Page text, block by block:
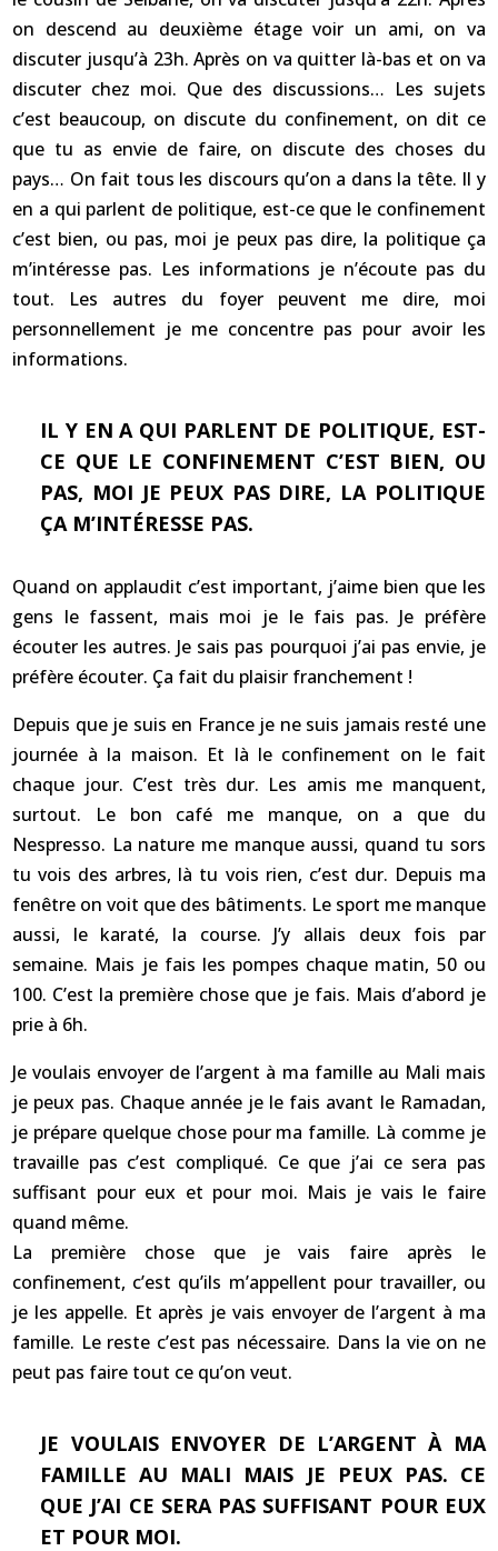
on descend au deuxième étage voir un ami, on va
discuter jusqu’à 23h. Après on va quitter là-bas et on va
discuter chez moi. Que des discussions… Les sujets
c’est beaucoup, on discute du confinement, on dit ce
que tu as envie de faire, on discute des choses du
pays… On fait tous les discours qu’on a dans la tête. Il y
en a qui parlent de politique, est-ce que le confinement
c’est bien, ou pas, moi je peux pas dire, la politique ça
m’intéresse pas. Les informations je n’écoute pas du
tout. Les autres du foyer peuvent me dire, moi
personnellement je me concentre pas pour avoir les
informations.
IL Y EN A QUI PARLENT DE POLITIQUE, EST-
CE QUE LE CONFINEMENT C’EST BIEN, OU
PAS, MOI JE PEUX PAS DIRE, LA POLITIQUE
ÇA M’INTÉRESSE PAS.
Quand on applaudit c’est important, j’aime bien que les
gens le fassent, mais moi je le fais pas. Je préfère
écouter les autres. Je sais pas pourquoi j’ai pas envie, je
préfère écouter. Ça fait du plaisir franchement !
Depuis que je suis en France je ne suis jamais resté une
journée à la maison. Et là le confinement on le fait
chaque jour. C’est très dur. Les amis me manquent,
surtout. Le bon café me manque, on a que du
Nespresso. La nature me manque aussi, quand tu sors
tu vois des arbres, là tu vois rien, c’est dur. Depuis ma
fenêtre on voit que des bâtiments. Le sport me manque
aussi, le karaté, la course. J’y allais deux fois par
semaine. Mais je fais les pompes chaque matin, 50 ou
100. C’est la première chose que je fais. Mais d’abord je
prie à 6h.
Je voulais envoyer de l’argent à ma famille au Mali mais
je peux pas. Chaque année je le fais avant le Ramadan,
je prépare quelque chose pour ma famille. Là comme je
travaille pas c’est compliqué. Ce que j’ai ce sera pas
suffisant pour eux et pour moi. Mais je vais le faire
quand même.
La première chose que je vais faire après le
confinement, c’est qu’ils m’appellent pour travailler, ou
je les appelle. Et après je vais envoyer de l’argent à ma
famille. Le reste c’est pas nécessaire. Dans la vie on ne
peut pas faire tout ce qu’on veut.
JE VOULAIS ENVOYER DE L’ARGENT À MA
FAMILLE AU MALI MAIS JE PEUX PAS. CE
QUE J’AI CE SERA PAS SUFFISANT POUR EUX
ET POUR MOI.